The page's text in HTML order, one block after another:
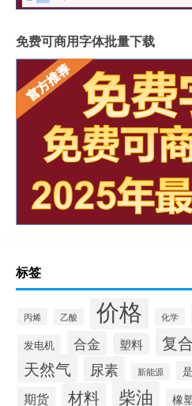
免费可商用字体批量下载
标签
丙烯 乙酸 价格 化学
发电机 合金 塑料 复
天然气 尿素 新能源
期货 材料 柴油 橡